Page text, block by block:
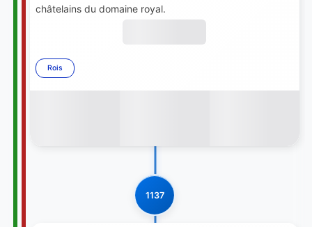
châtelains du domaine royal.
Rois
1137